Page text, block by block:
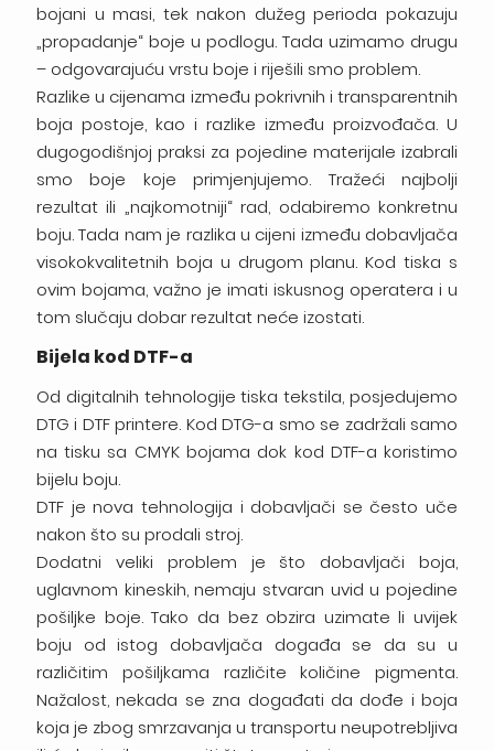
bojani u masi, tek nakon dužeg perioda pokazuju
„propadanje“ boje u podlogu. Tada uzimamo drugu
– odgovarajuću vrstu boje i riješili smo problem.
Razlike u cijenama između pokrivnih i transparentnih
boja postoje, kao i razlike između proizvođača. U
dugogodišnjoj praksi za pojedine materijale izabrali
smo boje koje primjenjujemo. Tražeći najbolji
rezultat ili „najkomotniji“ rad, odabiremo konkretnu
boju. Tada nam je razlika u cijeni između dobavljača
visokokvalitetnih boja u drugom planu. Kod tiska s
ovim bojama, važno je imati iskusnog operatera i u
tom slučaju dobar rezultat neće izostati.
Bijela kod DTF-a
Od digitalnih tehnologije tiska tekstila, posjedujemo
DTG i DTF printere. Kod DTG-a smo se zadržali samo
na tisku sa CMYK bojama dok kod DTF-a koristimo
bijelu boju.
DTF je nova tehnologija i dobavljači se često uče
nakon što su prodali stroj.
Dodatni veliki problem je što dobavljači boja,
uglavnom kineskih, nemaju stvaran uvid u pojedine
pošiljke boje. Tako da bez obzira uzimate li uvijek
boju od istog dobavljača događa se da su u
različitim pošiljkama različite količine pigmenta.
Nažalost, nekada se zna događati da dođe i boja
koja je zbog smrzavanja u transportu neupotrebljiva